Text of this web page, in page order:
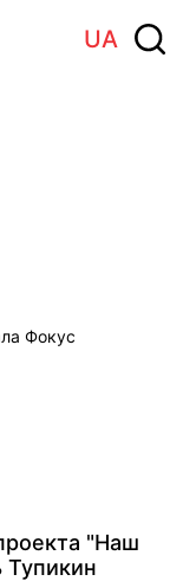
UA
Фокус
"Наш
Тупикин